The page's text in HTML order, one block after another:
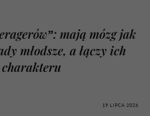
mają mózg jak
młodsze, a łączy ich
charakteru
19 LIPCA 2026